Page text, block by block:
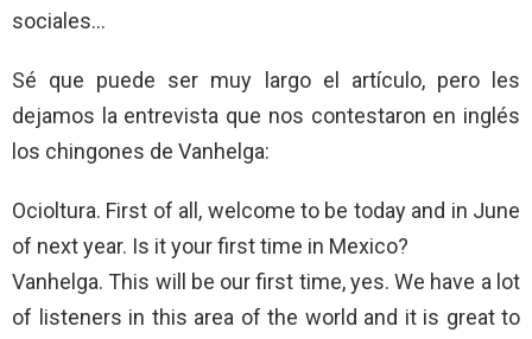
sociales…
Sé que puede ser muy largo el artículo, pero les
dejamos la entrevista que nos contestaron en inglés
los chingones de Vanhelga:
Ocioltura. First of all, welcome to be today and in June
of next year. Is it your first time in Mexico?
Vanhelga. This will be our first time, yes. We have a lot
of listeners in this area of the world and it is great to